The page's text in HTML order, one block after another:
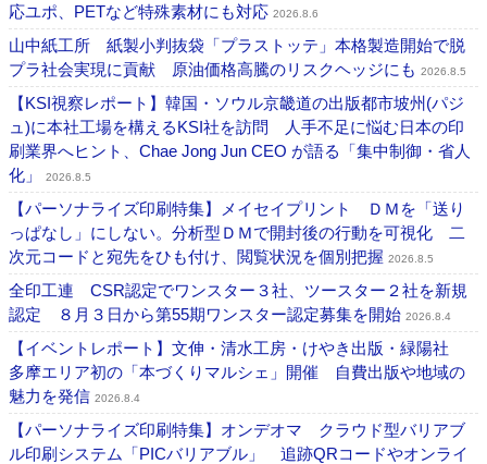
応ユポ、PETなど特殊素材にも対応 2026.8.6
山中紙工所 紙製小判抜袋「プラストッテ」本格製造開始で脱
プラ社会実現に貢献 原油価格高騰のリスクヘッジにも 2026.8.5
【KSI視察レポート】韓国・ソウル京畿道の出版都市坡州(パジ
ュ)に本社工場を構えるKSI社を訪問 人手不足に悩む日本の印
刷業界へヒント、Chae Jong Jun CEO が語る「集中制御・省人
化」
2026.8.5
【パーソナライズ印刷特集】メイセイプリント ＤＭを「送り
っぱなし」にしない。分析型ＤＭで開封後の行動を可視化 二
次元コードと宛先をひも付け、閲覧状況を個別把握 2026.8.5
全印工連 CSR認定でワンスター３社、ツースター２社を新規
認定 ８月３日から第55期ワンスター認定募集を開始 2026.8.4
【イベントレポート】文伸・清水工房・けやき出版・緑陽社
多摩エリア初の「本づくりマルシェ」開催 自費出版や地域の
魅力を発信 2026.8.4
【パーソナライズ印刷特集】オンデオマ クラウド型バリアブ
ル印刷システム「PICバリアブル」 追跡QRコードやオンライ